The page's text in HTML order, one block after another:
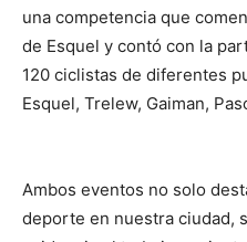
una competencia que
de Esquel y contó con la
120 ciclistas de diferentes
Esquel, Trelew, Gaiman,
Ambos eventos no solo
deporte en nuestra ciudad,